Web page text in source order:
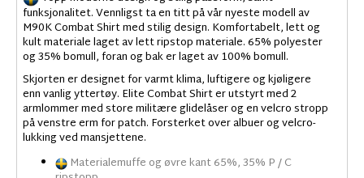
funksjonalitet. Vennligst ta en titt på vår nyeste modell av
M90K Combat Shirt med stilig design. Komfortabelt, lett og
kult materiale laget av lett ripstop materiale. 65% polyester
og 35% bomull, foran og bak er laget av 100% bomull.
Skjorten er designet for varmt klima, luftigere og kjøligere
enn vanlig yttertøy. Elite Combat Shirt er utstyrt med 2
armlommer med store militære glidelåser og en velcro stropp
på venstre erm for patch. Forsterket over albuer og velcro-
lukking ved mansjettene.
Materialemuffe og øvre kant 65%, 35% P / C